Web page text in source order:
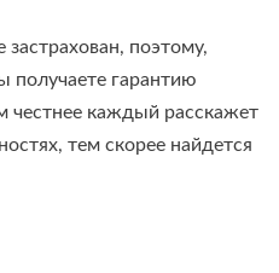
поэтому,
получаете гарантию
каждый расскажет
тем скорее найдется